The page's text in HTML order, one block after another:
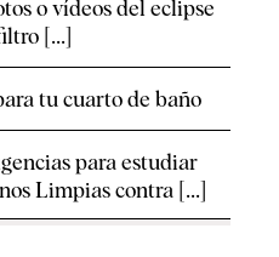
o vídeos del eclipse
[...]
tu cuarto de baño
para estudiar
Limpias contra [...]